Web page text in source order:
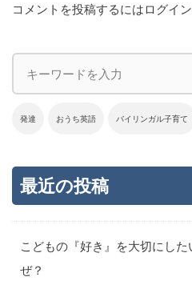
コメントを投稿するにはログイン
発達 おうち英語 バイリンガル子育て
最近の投稿
こどもの『好き』を大切にし
ぜ？